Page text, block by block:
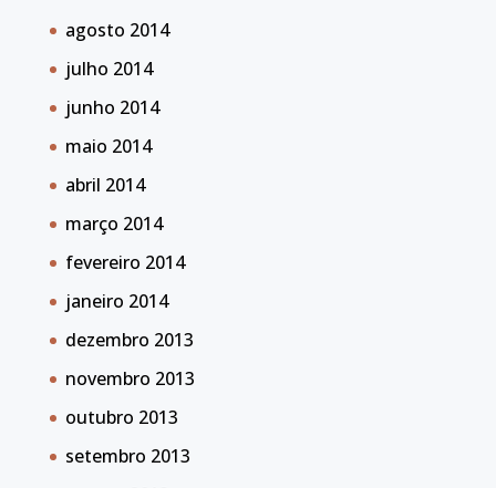
agosto 2014
julho 2014
junho 2014
maio 2014
abril 2014
março 2014
fevereiro 2014
janeiro 2014
dezembro 2013
novembro 2013
outubro 2013
setembro 2013